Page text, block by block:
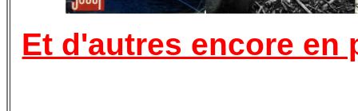
Et d'autres encore en